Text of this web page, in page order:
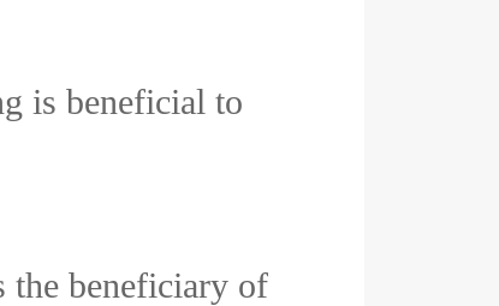
is beneficial to
the beneficiary of